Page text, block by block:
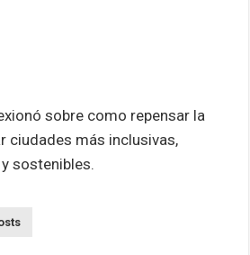
sobre como repensar la
ciudades más inclusivas,
sostenibles.